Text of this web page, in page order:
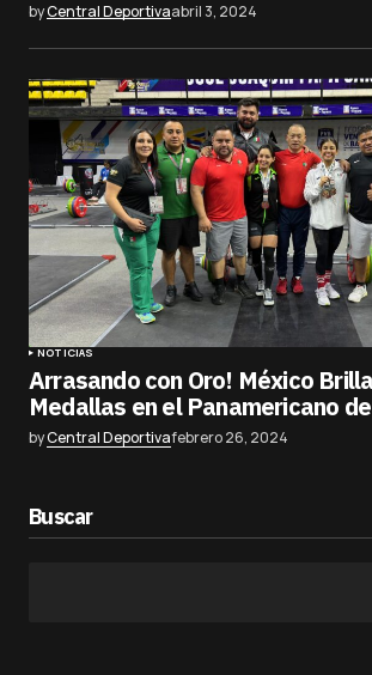
byCentral Deportivaabril 3, 2024
NOTICIAS
Arrasando con Oro! México
Medallas en el Panamericano
byCentral Deportivafebrero 26, 2024
Buscar